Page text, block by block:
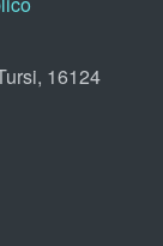
16124